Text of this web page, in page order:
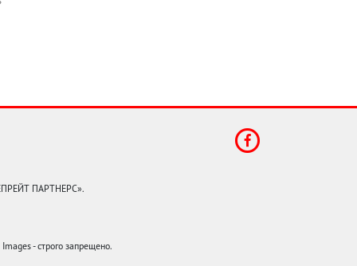
ПАРТНЕРС».
- строго запрещено.